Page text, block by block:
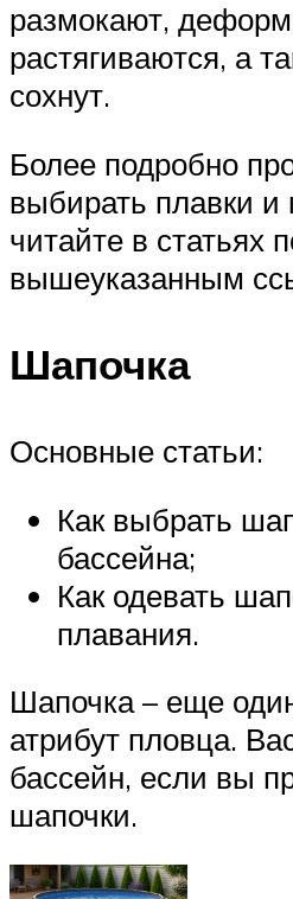
размокают,
растягиваются, а
сохнут.
Более подробно
выбирать плавки и
читайте в статьях
вышеуказанным
Шапочка
Основные статьи:
Как выбрать
бассейна;
Как одевать
плавания.
Шапочка – еще
атрибут пловца.
бассейн, если вы
шапочки.